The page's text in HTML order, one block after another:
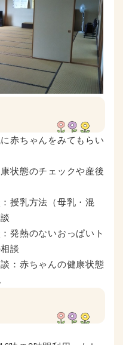
赤ちゃんをみてもらい
状態のチェックや産後
授乳方法（母乳・混
発熱のないおっぱいト
談
：赤ちゃんの健康状態